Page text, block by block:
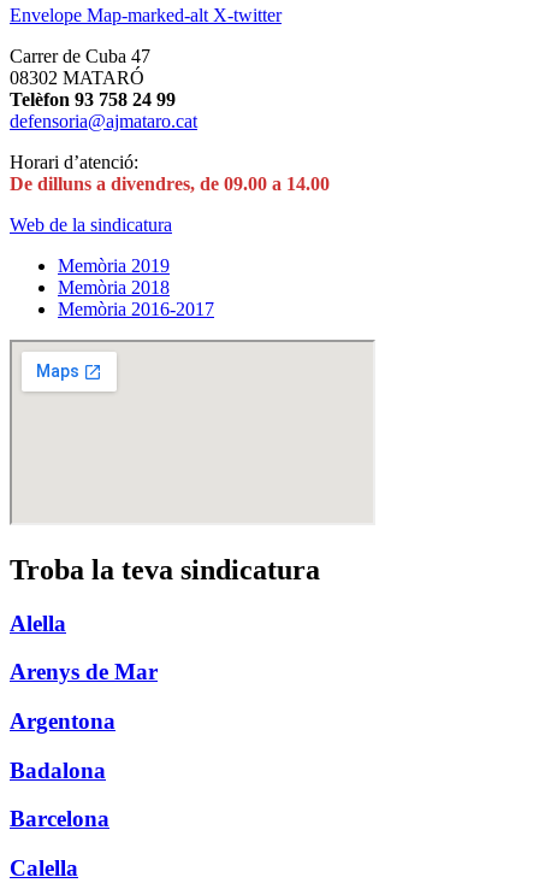
Envelope Map-marked-alt X-twitter
Carrer de Cuba 47
08302 MATARÓ
Telèfon 93 758 24 99
defensoria@ajmataro.cat
Horari d’atenció:
De dilluns a divendres, de 09.00 a 14.00
Web de la sindicatura
Memòria 2019
Memòria 2018
Memòria 2016-2017
Troba la teva sindicatura
Alella
Arenys de Mar
Argentona
Badalona
Barcelona
Calella